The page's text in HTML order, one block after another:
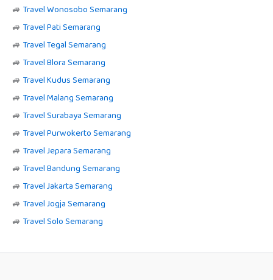
🚙 Travel Wonosobo Semarang
🚙 Travel Pati Semarang
🚙 Travel Tegal Semarang
🚙 Travel Blora Semarang
🚙 Travel Kudus Semarang
🚙 Travel Malang Semarang
🚙 Travel Surabaya Semarang
🚙 Travel Purwokerto Semarang
🚙 Travel Jepara Semarang
🚙 Travel Bandung Semarang
🚙 Travel Jakarta Semarang
🚙 Travel Jogja Semarang
🚙 Travel Solo Semarang